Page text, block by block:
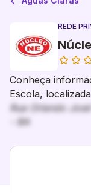
REDE
Conheça
Escola,
Rua Orlando
- BA